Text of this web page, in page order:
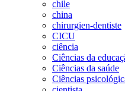
chile
china
chirurgien-dentiste
CICU
ciência
Ciências da
Ciências da saúde
Ciências